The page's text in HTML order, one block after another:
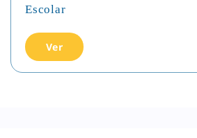
Escolar
Ver